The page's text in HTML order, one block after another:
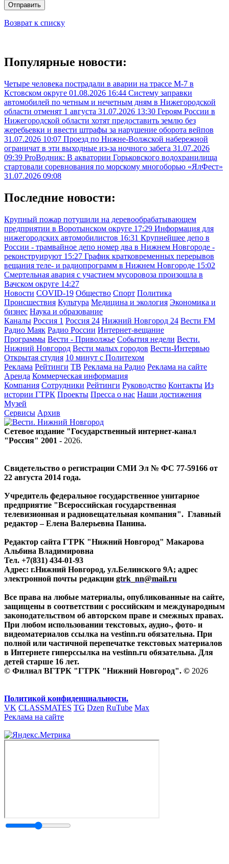
Отправить
Возврат к списку
Популярные новости:
Четыре человека пострадали в аварии на трассе М-7 в
Кстовском округе 01.08.2026 16:44 Систему заправки
автомобилей по четным и нечетным дням в Нижегородской
области отменят 1 августа 31.07.2026 13:30 Героям России в
Нижегородской области хотят предоставить землю без
жеребьевки и ввести штрафы за нарушение оборота вейпов
31.07.2026 10:07 Проезд по Нижне-Волжской набережной
ограничат в эти выходные из-за ночного забега 31.07.2026
09:39 ProВодник: В акватории Горьковского водохранилища
стартовали соревнования по морскому многоборью «ЯлФест»
31.07.2026 09:08
Последние новости:
Крупный пожар потушили на деревообрабатывающем
предприятии в Воротынском округе 17:29 Информация для
нижегородских автомобилистов 16:31 Крупнейшее депо в
России - трамвайное депо номер два в Нижнем Новгороде -
реконструируют 15:27 График кратковременных перерывов
вещания теле- и радиопрограмм в Нижнем Новгороде 15:02
Смертельная авария с участием мусоровоза произошла в
Вачском округе 14:27
Новости COVID-19 Общество Спорт Политика
Происшествия Культура Медицина и экология Экономика и
бизнес Наука и образование
Каналы Россия 1 Россия 24 Нижний Новгород 24 Вести FM
Радио Маяк Радио России Интернет-вещание
Программы Вести - Приволжье События недели Вести.
Нижний Новгород Вести малых городов Вести-Интервью
Открытая студия 10 минут с Политехом
Реклама Рейтинги ТВ Реклама на Радио Реклама на сайте
Аренда Коммерческая информация
Компания Сотрудники Рейтинги Руководство Контакты Из
истории ГТРК Проекты Пресса о нас Наши достижения
Музей
Сервисы Архив
Сетевое издание "Государственный интернет-канал
"Россия" 2001 - 2026.
Свидетельство о регистрации СМИ Эл № ФС 77-59166 от
22 августа 2014 года.
Учредитель федеральное государственное унитарное
предприятие "Всероссийская государственная
телевизионная и радиовещательная компания". Главный
редактор – Елена Валерьевна Панина.
Редактор сайта ГТРК "Нижний Новгород" Макарова
Альбина Владимировна
Тел. +7(831) 434-01-93
Адрес: г.Нижний Новгород, ул.Белинского 9А; адрес
электронной почты редакции gtrk_nn@mail.ru
Все права на любые материалы, опубликованные на сайте,
защищены в соответствии с российским и международным
законодательством об авторском праве и смежных правах.
При любом использовании текстовых, аудио-, фото- и
видеоматериалов ссылка на vestinn.ru обязательна. При
полной или частичной перепечатке текстовых материалов
в Интернете гиперссылка на vestinn.ru обязательна. Для
детей старше 16 лет.
© Филиал ВГТРК "ГТРК "Нижний Новгород". © 2026
Политикой конфиденциальности.
VK CLASSMATES TG Dzen RuTube Max
Реклама на сайте